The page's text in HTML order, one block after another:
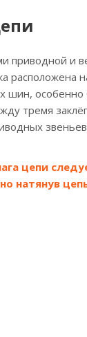
приводной и
расположена
тремя
цепи
натянув